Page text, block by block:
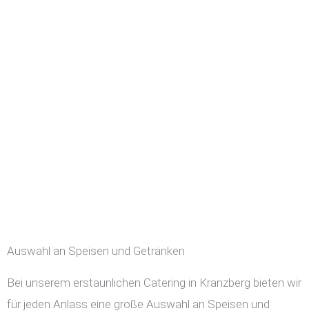
Auswahl an Speisen und Getränken
Bei unserem erstaunlichen Catering in Kranzberg bieten wir
für jeden Anlass eine große Auswahl an Speisen und